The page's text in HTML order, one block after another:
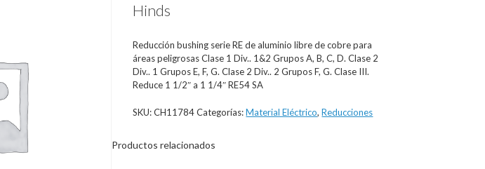
Hinds
Reducción bushing serie RE de aluminio libre de cobre para
áreas peligrosas Clase 1 Div.. 1&2 Grupos A, B, C, D. Clase 2
Div.. 1 Grupos E, F, G. Clase 2 Div.. 2 Grupos F, G. Clase III.
Reduce 1 1/2″ a 1 1/4″ RE54 SA
SKU:CH11784 Categorías:Material Eléctrico,Reducciones
Productos relacionados